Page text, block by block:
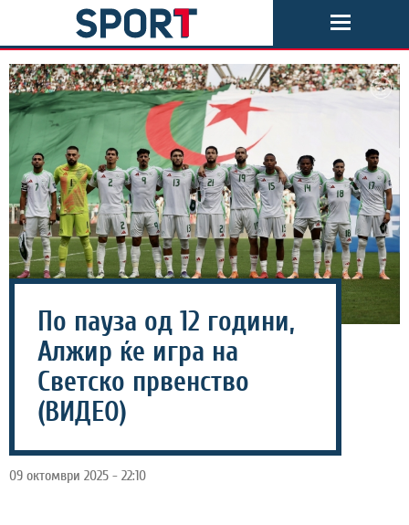
По пауза од 12 години,
Алжир ќе игра на
Светско првенство
(ВИДЕО)
09 октомври 2025 - 22:10